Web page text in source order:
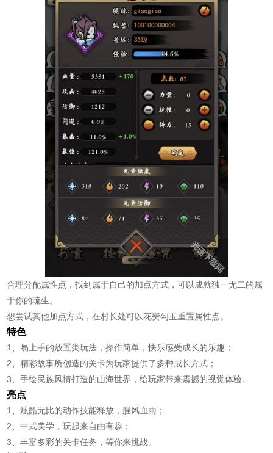
合理分配属性点，找到属于自己的加点方式，可以成就独一无二的属
于你的琉生。
想尝试其他加点方式，在村长处可以花费勾玉重置属性点。
特色
1、易上手的放置类玩法，操作简单，快乐感受成长的乐趣；
2、精彩故事所创造的关卡为玩家提供了多种成长方式；
3、手绘民族风情打造的山海世界，给玩家带来震撼的视觉体验。
亮点
1、炫酷无比的动作技能释放，腥风血雨；
2、中式美学，玩起来自由有趣；
3、丰富多彩的关卡任务，等你来挑战。